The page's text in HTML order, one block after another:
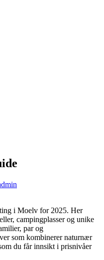
i Moelv for 2025. Her
campingplasser og unike
par og
som kombinerer naturnær
du får innsikt i prisnivåer